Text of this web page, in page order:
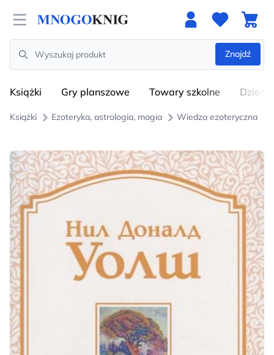
Open menu
Search
Znajdź
Książki Gry planszowe Towary szkolne
Książki Ezoteryka, astrologia, magia Wiedza ezoteryczna